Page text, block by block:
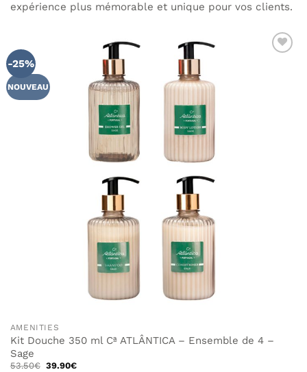
expérience plus mémorable et unique pour vos clients.
-25%
NOUVEAU
AMENITIES
Kit Douche 350 ml Cª ATLÂNTICA – Ensemble de 4 –
Sage
53.50€ Le
39.90€Le